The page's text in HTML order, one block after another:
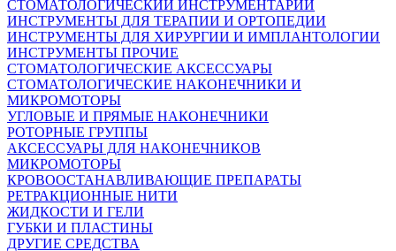
СТОМАТОЛОГИЧЕСКИЙ ИНСТРУМЕНТАРИЙ
ИНСТРУМЕНТЫ ДЛЯ ТЕРАПИИ И ОРТОПЕДИИ
ИНСТРУМЕНТЫ ДЛЯ ХИРУРГИИ И ИМПЛАНТОЛОГИИ
ИНСТРУМЕНТЫ ПРОЧИЕ
СТОМАТОЛОГИЧЕСКИЕ АКСЕССУАРЫ
СТОМАТОЛОГИЧЕСКИЕ НАКОНЕЧНИКИ И
МИКРОМОТОРЫ
УГЛОВЫЕ И ПРЯМЫЕ НАКОНЕЧНИКИ
РОТОРНЫЕ ГРУППЫ
АКСЕССУАРЫ ДЛЯ НАКОНЕЧНИКОВ
МИКРОМОТОРЫ
КРОВООСТАНАВЛИВАЮЩИЕ ПРЕПАРАТЫ
РЕТРАКЦИОННЫЕ НИТИ
ЖИДКОСТИ И ГЕЛИ
ГУБКИ И ПЛАСТИНЫ
ДРУГИЕ СРЕДСТВА